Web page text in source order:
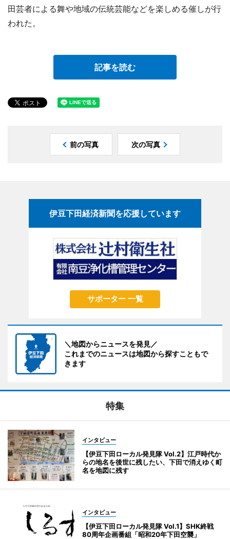
田芸者による舞や地域の伝統芸能などを楽しめる催しが行
われた。
記事を読む
前の写真 次の写真
伊豆下田経済新聞を応援しています
サポーター 一覧
＼地図からニュースを発見／
これまでのニュースは地図から探すこともで
きます
特集
インタビュー
【伊豆下田ローカル発見隊 Vol.2】江戸時代か
らの地名を後世に残したい、下田で消えゆく町
名を地図に残す
インタビュー
【伊豆下田ローカル発見隊 Vol.1】SHK終戦
80周年企画番組「昭和20年下田空襲」